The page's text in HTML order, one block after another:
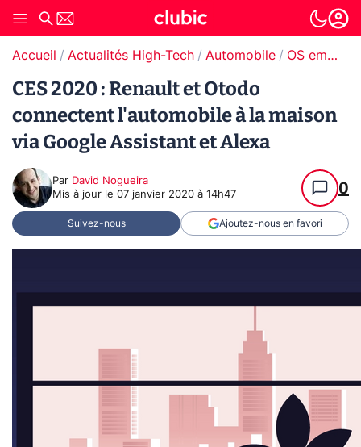
Accueil Actualités High-Tech Automobile OS embarqués
CES 2020 : Renault et Otodo
connectent l'automobile à la maison
via Google Assistant et Alexa
Par David Nogueira
Mis à jour le 07 janvier 2020 à 14h47 0
Suivez-nous Ajoutez-nous en favori